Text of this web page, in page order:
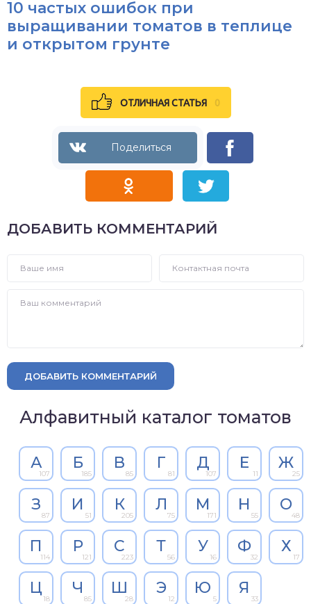
10 частых ошибок при
выращивании томатов в теплице
и открытом грунте
ОТЛИЧНАЯ СТАТЬЯ 0
ДОБАВИТЬ КОММЕНТАРИЙ
ДОБАВИТЬ КОММЕНТАРИЙ
Алфавитный каталог томатов
А
107
Б
185
В
85
Г
81
Д
107
Е
11
Ж
25
З
87
И
51
К
205
Л
75
М
171
Н
55
О
48
П
114
Р
121
С
223
Т
56
У
16
Ф
32
Х
17
Ц
18
Ч
85
Ш
28
Э
12
Ю
5
Я
33